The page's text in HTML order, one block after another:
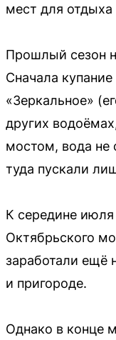
мест для отдыха
Прошлый сезон
Сначала
«Зеркальное»
других
мостом, вода не
туда пускали
К середине
Октябрьского
заработали ещё
и пригороде.
Однако в конце